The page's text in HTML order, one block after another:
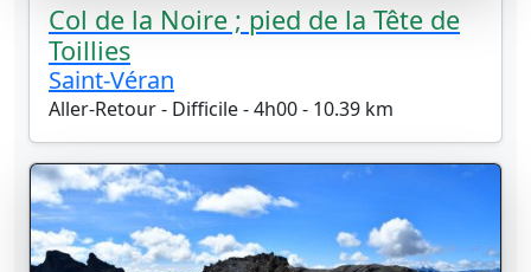
Col de la Noire ; pied de la Tête de
Toillies
Saint-Véran
Aller-Retour - Difficile - 4h00 - 10.39 km